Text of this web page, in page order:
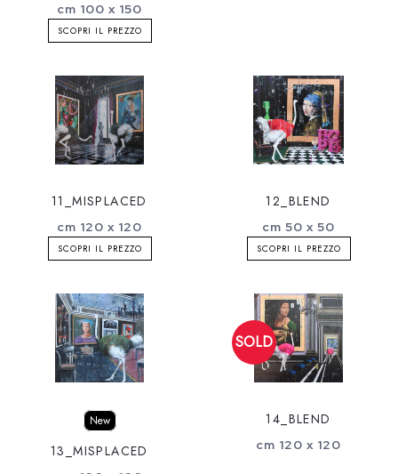
cm 100 x 150
SCOPRI IL PREZZO
11_MISPLACED
cm 120 x 120
SCOPRI IL PREZZO
12_BLEND
cm 50 x 50
SCOPRI IL PREZZO
New
13_MISPLACED
14_BLEND
cm 120 x 120